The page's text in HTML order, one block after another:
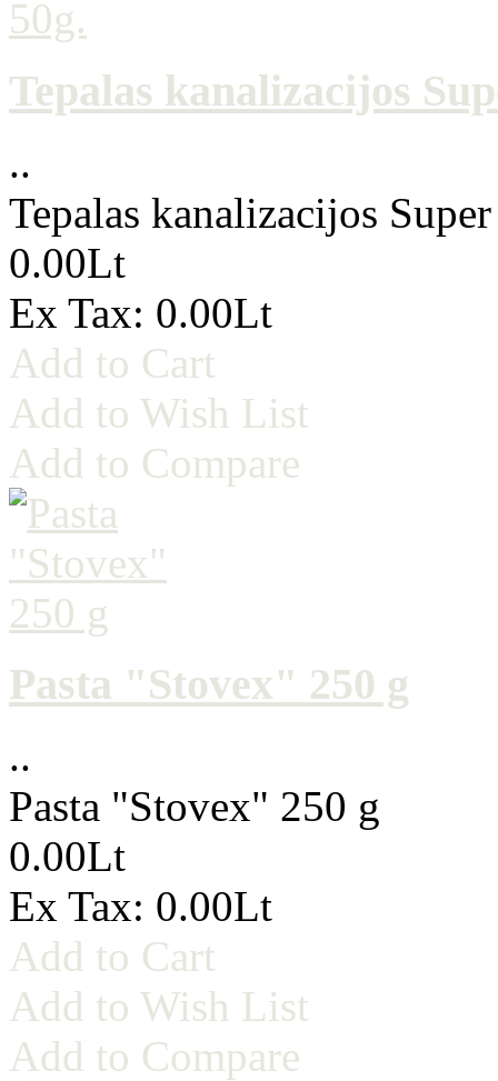
Tepalas kanalizacijos
..
Tepalas kanalizacijos
0.00Lt
Ex Tax: 0.00Lt
Add to Cart
Add to Wish List
Add to Compare
Pasta "Stovex" 250 g
..
Pasta "Stovex" 250 g
0.00Lt
Ex Tax: 0.00Lt
Add to Cart
Add to Wish List
Add to Compare